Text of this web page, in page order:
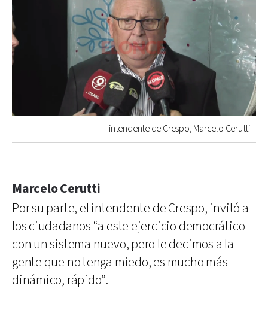
intendente de Crespo, Marcelo Cerutti
Marcelo Cerutti
Por su parte, el intendente de Crespo, invitó a
los ciudadanos “a este ejercicio democrático
con un sistema nuevo, pero le decimos a la
gente que no tenga miedo, es mucho más
dinámico, rápido”.